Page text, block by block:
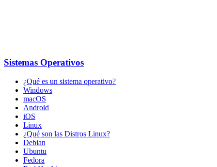
Sistemas Operativos
¿Qué es un sistema operativo?
Windows
macOS
Android
iOS
Linux
¿Qué son las Distros Linux?
Debian
Ubuntu
Fedora